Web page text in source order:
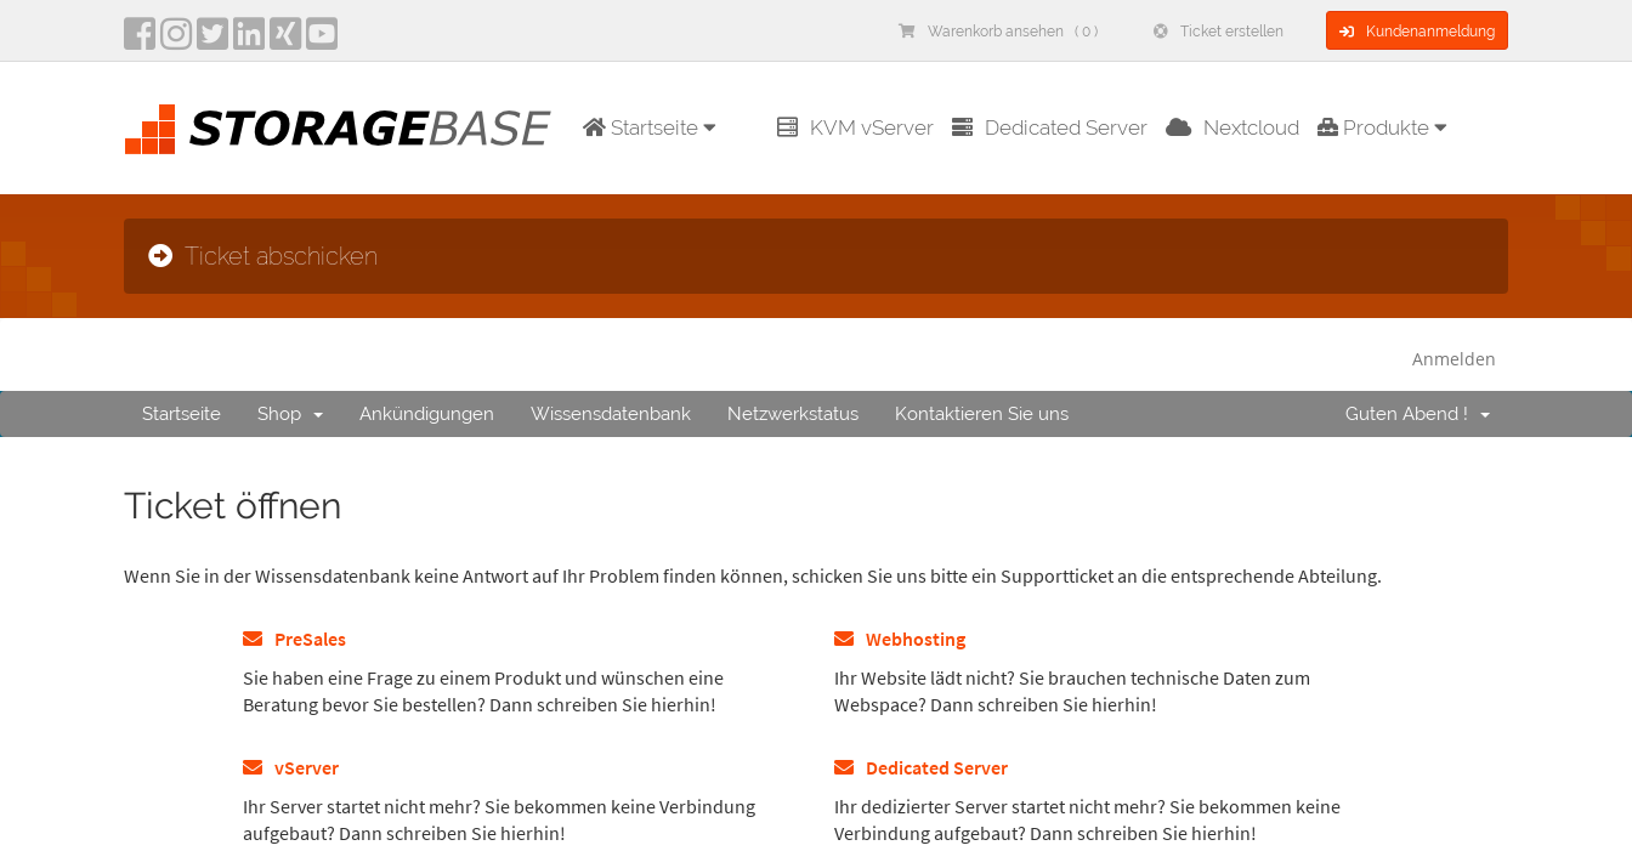
Warenkorb ansehen ( 0 ) Ticket erstellen Kundenanmeldung
Startseite KVM vServer Dedicated Server Nextcloud Produkte
Ticket abschicken
Anmelden
Startseite Shop Ankündigungen Wissensdatenbank Netzwerkstatus Kontaktieren Sie uns Guten Abend !
Ticket öffnen
Wenn Sie in der Wissensdatenbank keine Antwort auf Ihr Problem finden können, schicken Sie uns bitte ein Supportticket an die entsprechende Abteilung.
PreSales
Sie haben eine Frage zu einem Produkt und wünschen eine
Beratung bevor Sie bestellen? Dann schreiben Sie hierhin!
Webhosting
Ihr Website lädt nicht? Sie brauchen technische Daten zum
Webspace? Dann schreiben Sie hierhin!
vServer
Ihr Server startet nicht mehr? Sie bekommen keine Verbindung
aufgebaut? Dann schreiben Sie hierhin!
Dedicated Server
Ihr dedizierter Server startet nicht mehr? Sie bekommen keine
Verbindung aufgebaut? Dann schreiben Sie hierhin!